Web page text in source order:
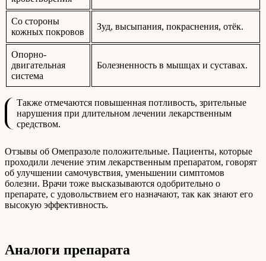
Со стороны
кожных покровов
Зуд, высыпания, покраснения, отёк.
Опорно-
двигательная
система
Болезненность в мышцах и суставах.
Также отмечаются повышенная потливость, зрительные
нарушения при длительном лечении лекарственным
средством.
Отзывы об Омепразоле положительные. Пациенты, которые
проходили лечение этим лекарственным препаратом, говорят
об улучшении самочувствия, уменьшении симптомов
болезни. Врачи тоже высказываются одобрительно о
препарате, с удовольствием его назначают, так как знают его
высокую эффективность.
Аналоги препарата